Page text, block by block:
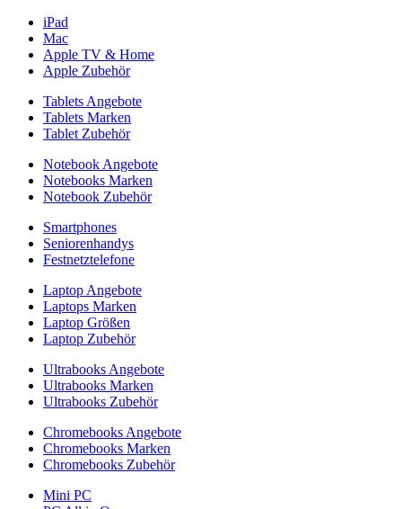
iPad
Mac
Apple TV & Home
Apple Zubehör
Tablets Angebote
Tablets Marken
Tablet Zubehör
Notebook Angebote
Notebooks Marken
Notebook Zubehör
Smartphones
Seniorenhandys
Festnetztelefone
Laptop Angebote
Laptops Marken
Laptop Größen
Laptop Zubehör
Ultrabooks Angebote
Ultrabooks Marken
Ultrabooks Zubehör
Chromebooks Angebote
Chromebooks Marken
Chromebooks Zubehör
Mini PC